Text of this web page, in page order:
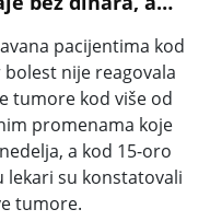
- Evo ko
pacijentima kod
nije reagovala
tumore kod više od
promenama koje
a kod 15-oro
lekari su konstatovali
tumore.